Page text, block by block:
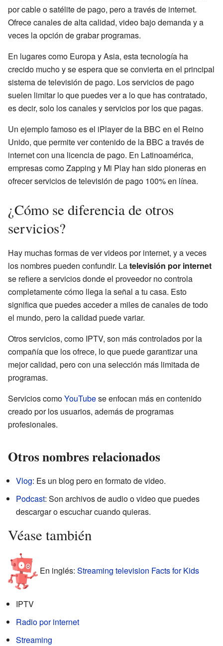
por cable o satélite de pago, pero a través de internet.
Ofrece canales de alta calidad, video bajo demanda y a
veces la opción de grabar programas.
En lugares como Europa y Asia, esta tecnología ha
crecido mucho y se espera que se convierta en el principal
sistema de televisión de pago. Los servicios de pago
suelen limitar lo que puedes ver a lo que has contratado,
es decir, solo los canales y servicios por los que pagas.
Un ejemplo famoso es el iPlayer de la BBC en el Reino
Unido, que permite ver contenido de la BBC a través de
internet con una licencia de pago. En Latinoamérica,
empresas como Zapping y Mi Play han sido pioneras en
ofrecer servicios de televisión de pago 100% en línea.
¿Cómo se diferencia de otros
servicios?
Hay muchas formas de ver videos por internet, y a veces
los nombres pueden confundir. Latelevisión por internet
se refiere a servicios donde el proveedor no controla
completamente cómo llega la señal a tu casa. Esto
significa que puedes acceder a miles de canales de todo
el mundo, pero la calidad puede variar.
Otros servicios, como IPTV, son más controlados por la
compañía que los ofrece, lo que puede garantizar una
mejor calidad, pero con una selección más limitada de
programas.
Servicios comoYouTubese enfocan más en contenido
creado por los usuarios, además de programas
profesionales.
Otros nombres relacionados
Vlog: Es un blog pero en formato de video.
Podcast: Son archivos de audio o video que puedes
descargar o escuchar cuando quieras.
Véase también
En inglés: Streaming television Facts for Kids
IPTV
Radio por internet
Streaming